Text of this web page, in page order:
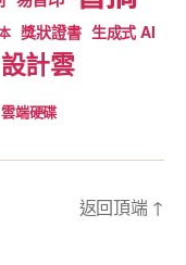
獎狀證書 生成式 AI
設計雲
雲端硬碟
返回頂端 ↑